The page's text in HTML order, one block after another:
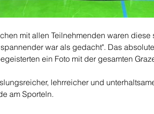
mit allen Teilnehmenden waren
war als gedacht". Das
ein Foto mit der gesamten
lehrreicher und
am Sporteln.